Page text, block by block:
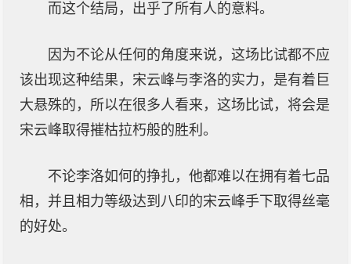
而这个结局，出乎了所有人的意料。
因为不论从任何的角度来说，这场比试都不应
该出现这种结果，宋云峰与李洛的实力，是有着巨
大悬殊的，所以在很多人看来，这场比试，将会是
宋云峰取得摧枯拉朽般的胜利。
不论李洛如何的挣扎，他都难以在拥有着七品
相，并且相力等级达到八印的宋云峰手下取得丝毫
的好处。